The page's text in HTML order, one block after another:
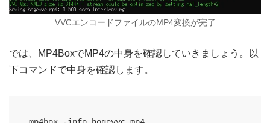
VVCエンコードファイルのMP4変換が完了
では、MP4BoxでMP4の中身を確認していきましょう。以
下コマンドで中身を確認します。